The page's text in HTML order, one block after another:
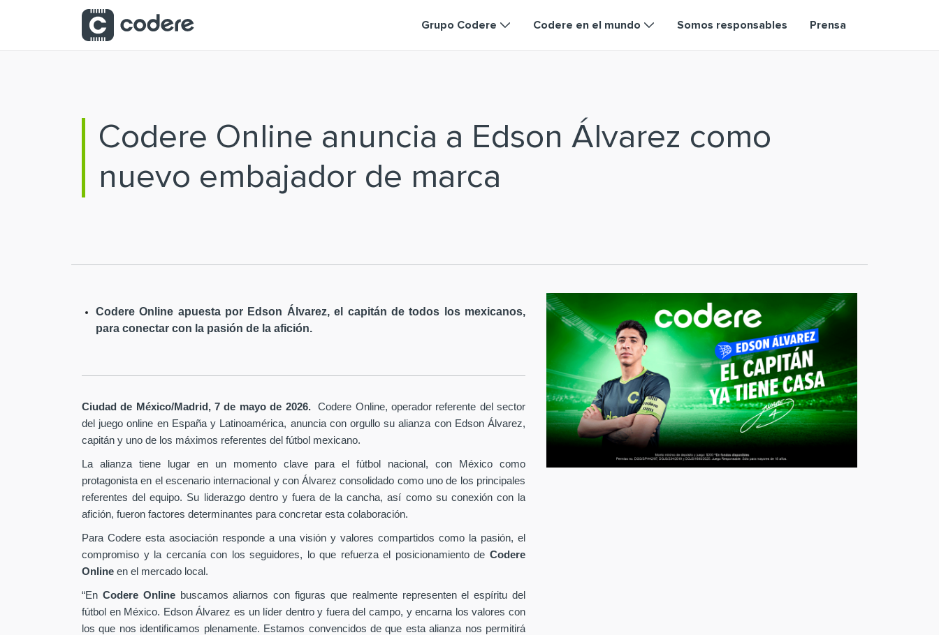
Saltar al contenido principal
Grupo Codere Codere en el mundo Somos responsables Prensa
Codere Online anuncia a Edson Álvarez como
nuevo embajador de marca
Codere Online apuesta por Edson Álvarez, el capitán de todos los mexicanos,
para conectar con la pasión de la afición.
Ciudad de México/Madrid, 7 de mayo de 2026.Codere Online, operador referente del sector
del juego online en España y Latinoamérica, anuncia con orgullo su alianza con Edson Álvarez,
capitán y uno de los máximos referentes del fútbol mexicano.
La alianza tiene lugar en un momento clave para el fútbol nacional, con México como
protagonista en el escenario internacional y con Álvarez consolidado como uno de los principales
referentes del equipo. Su liderazgo dentro y fuera de la cancha, así como su conexión con la
afición, fueron factores determinantes para concretar esta colaboración.
Para Codere esta asociación responde a una visión y valores compartidos como la pasión, el
compromiso y la cercanía con los seguidores, lo que refuerza el posicionamiento de Codere
Online en el mercado local.
“En Codere Onlinebuscamos aliarnos con figuras que realmente representen el espíritu del
fútbol en México. Edson Álvarez es un líder dentro y fuera del campo, y encarna los valores con
los que nos identificamos plenamente. Estamos convencidos de que esta alianza nos permitirá